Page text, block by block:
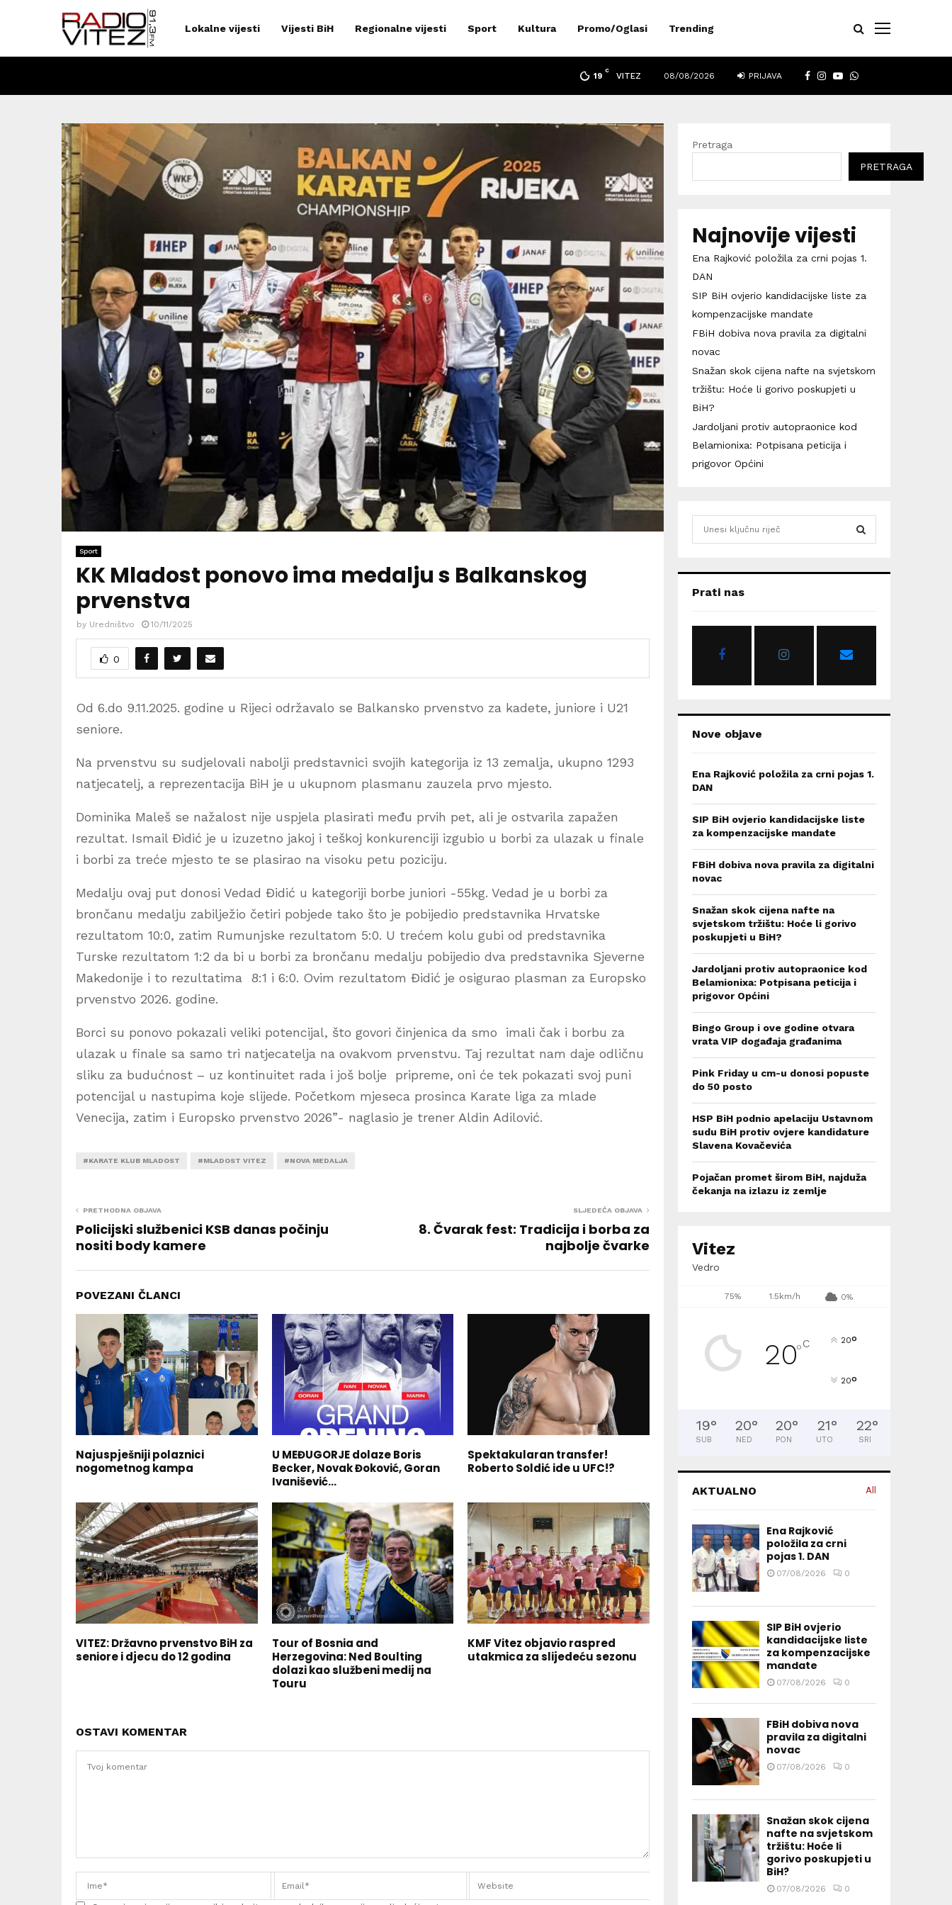
Lokalne vijesti Vijesti BiH Regionalne vijesti Sport Kultura Promo/Oglasi Trending
FACEBOOK
INSTAGRAM
YOUTUBE
WHATSAPP
19
C
VITEZ 08/08/2026 PRIJAVA
Sport
KK Mladost ponovo ima medalju s Balkanskog
prvenstva
by Uredništvo 10/11/2025
0
Od 6.do 9.11.2025. godine u Rijeci održavalo se Balkansko prvenstvo za kadete, juniore i U21
seniore.
Na prvenstvu su sudjelovali nabolji predstavnici svojih kategorija iz 13 zemalja, ukupno 1293
natjecatelj, a reprezentacija BiH je u ukupnom plasmanu zauzela prvo mjesto.
Dominika Maleš se nažalost nije uspjela plasirati među prvih pet, ali je ostvarila zapažen
rezultat. Ismail Đidić je u izuzetno jakoj i teškoj konkurenciji izgubio u borbi za ulazak u finale
i borbi za treće mjesto te se plasirao na visoku petu poziciju.
Medalju ovaj put donosi Vedad Đidić u kategoriji borbe juniori -55kg. Vedad je u borbi za
brončanu medalju zabilježio četiri pobjede tako što je pobijedio predstavnika Hrvatske
rezultatom 10:0, zatim Rumunjske rezultatom 5:0. U trećem kolu gubi od predstavnika
Turske rezultatom 1:2 da bi u borbi za brončanu medalju pobijedio dva predstavnika Sjeverne
Makedonije i to rezultatima 8:1 i 6:0. Ovim rezultatom Đidić je osigurao plasman za Europsko
prvenstvo 2026. godine.
Borci su ponovo pokazali veliki potencijal, što govori činjenica da smo imali čak i borbu za
ulazak u finale sa samo tri natjecatelja na ovakvom prvenstvu. Taj rezultat nam daje odličnu
sliku za budućnost – uz kontinuitet rada i još bolje pripreme, oni će tek pokazati svoj puni
potencijal u nastupima koje slijede. Početkom mjeseca prosinca Karate liga za mlade
Venecija, zatim i Europsko prvenstvo 2026”- naglasio je trener Aldin Adilović.
#KARATE KLUB MLADOST #MLADOST VITEZ #NOVA MEDALJA
PRETHODNA OBJAVA
Policijski službenici KSB danas počinju
nositi body kamere
SLJEDEĆA OBJAVA
8. Čvarak fest: Tradicija i borba za
najbolje čvarke
POVEZANI ČLANCI
Najuspješniji polaznici
nogometnog kampa
U MEĐUGORJE dolaze Boris
Becker, Novak Đoković, Goran
Ivanišević…
Spektakularan transfer!
Roberto Soldić ide u UFC!?
VITEZ: Državno prvenstvo BiH za
seniore i djecu do 12 godina
Tour of Bosnia and
Herzegovina: Ned Boulting
dolazi kao službeni medij na
Touru
KMF Vitez objavio raspred
utakmica za slijedeću sezonu
OSTAVI KOMENTAR
Pretraga
PRETRAGA
Najnovije vijesti
Ena Rajković položila za crni pojas 1.
DAN
SIP BiH ovjerio kandidacijske liste za
kompenzacijske mandate
FBiH dobiva nova pravila za digitalni
novac
Snažan skok cijena nafte na svjetskom
tržištu: Hoće li gorivo poskupjeti u
BiH?
Jardoljani protiv autopraonice kod
Belamionixa: Potpisana peticija i
prigovor Općini
h
o
Prati nas
Nove objave
Ena Rajković položila za crni pojas 1.
DAN
SIP BiH ovjerio kandidacijske liste
za kompenzacijske mandate
FBiH dobiva nova pravila za digitalni
novac
Snažan skok cijena nafte na
svjetskom tržištu: Hoće li gorivo
poskupjeti u BiH?
Jardoljani protiv autopraonice kod
Belamionixa: Potpisana peticija i
prigovor Općini
Bingo Group i ove godine otvara
vrata VIP događaja građanima
Pink Friday u cm-u donosi popuste
do 50 posto
HSP BiH podnio apelaciju Ustavnom
sudu BiH protiv ovjere kandidature
Slavena Kovačevića
Pojačan promet širom BiH, najduža
čekanja na izlazu iz zemlje
Vitez
Vedro
75% 1.5km/h 0%
20°C 20°
20°
19°
SUB
20°
NED
20°
PON
21°
UTO
22°
SRI
AKTUALNO All
Ena Rajković
položila za crni
pojas 1. DAN
07/08/2026 0
SIP BiH ovjerio
kandidacijske liste
za kompenzacijske
mandate
07/08/2026 0
FBiH dobiva nova
pravila za digitalni
novac
07/08/2026 0
Snažan skok cijena
nafte na svjetskom
tržištu: Hoće li
gorivo poskupjeti u
BiH?
07/08/2026 0